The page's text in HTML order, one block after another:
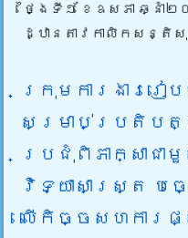
ថ្ងៃទី១ ខែឧសភា ឆ្នាំ២
ដ្ឋានតាវកាលិកសន្តិ
ក្រុមការងាររ
សម្រាប់ប្រតិប
ប្រជុំពិភាក្សាជ
វិទ្យាសាស្ត្រ ប
លើកិច្ចសហការ